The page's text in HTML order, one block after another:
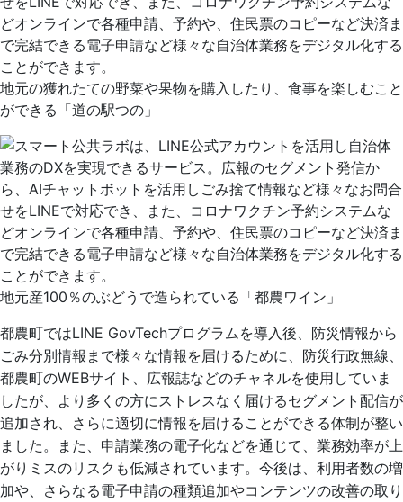
地元の獲れたての野菜や果物を購入したり、食事を楽しむこと
ができる「道の駅つの」
地元産100％のぶどうで造られている「都農ワイン」
都農町ではLINE GovTechプログラムを導入後、防災情報から
ごみ分別情報まで様々な情報を届けるために、防災行政無線、
都農町のWEBサイト、広報誌などのチャネルを使用していま
したが、より多くの方にストレスなく届けるセグメント配信が
追加され、さらに適切に情報を届けることができる体制が整い
ました。また、申請業務の電子化などを通じて、業務効率が上
がりミスのリスクも低減されています。今後は、利用者数の増
加や、さらなる電子申請の種類追加やコンテンツの改善の取り